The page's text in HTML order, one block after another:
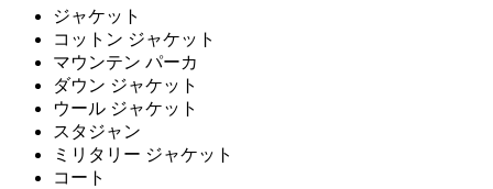
ジャケット
コットン ジャケット
マウンテン パーカ
ダウン ジャケット
ウール ジャケット
スタジャン
ミリタリー ジャケット
コート